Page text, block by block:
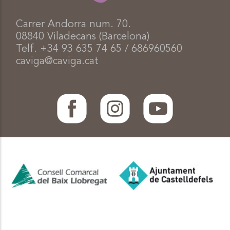
Carrer Andorra num. 70.
08840 Viladecans (Barcelona)
Telf. +34 93 635 74 65 / 686960560
caviga@caviga.cat